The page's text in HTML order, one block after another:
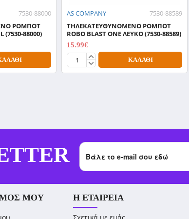
7530-88000
ΡΟΜΠΟΤ
(7530-88000)
AS COMPANY
7530-88589
ΤΗΛΕΚΑΤΕΥΘΥΝΟΜΕΝΟ ΡΟΜΠΟΤ
ROBO BLAST ONE ΛΕΥΚΟ (7530-88589)
15.99€
ΚΑΛΆΘΙ
ΜΟΥ Η ΕΤΑΙΡΕΊΑ